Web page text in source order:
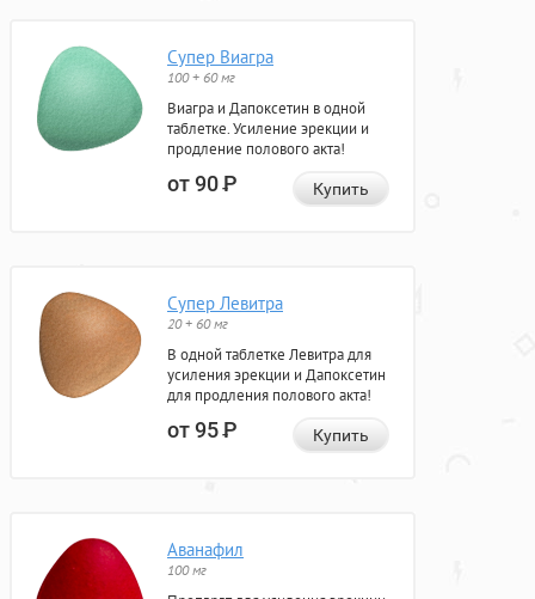
Супер Виагра
100 + 60 мг
Виагра и Дапоксетин в одной
таблетке. Усиление эрекции и
продление полового акта!
от 90Р Купить
Супер Левитра
20 + 60 мг
В одной таблетке Левитра для
усиления эрекции и Дапоксетин
для продления полового акта!
от 95Р Купить
Аванафил
100 мг